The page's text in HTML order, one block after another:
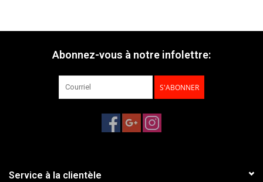
Abonnez-vous à notre infolettre:
S'ABONNER
Service à la clientèle